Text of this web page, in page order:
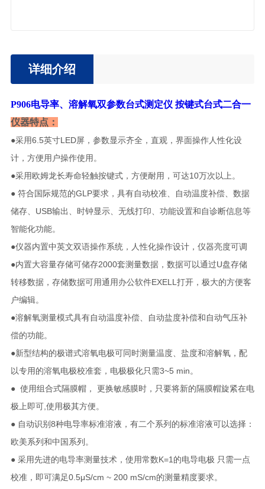
详细介绍
P906电导率、溶解氧双参数台式测定仪 按键式台式二合一
仪器特点：
●采用6.5英寸LED屏，参数显示齐全，直观，界面操作人性化设
计，方便用户操作使用。
●采用欧姆龙长寿命轻触按键式，方便耐用，可达10万次以上。
● 符合国际规范的GLP要求，具有自动校准、自动温度补偿、数据
储存、USB输出、时钟显示、无线打印、功能设置和自诊断信息等
智能化功能。
●仪器内置中英文双语操作系统，人性化操作设计，仪器亮度可调
●内置大容量存储可储存2000套测量数据，数据可以通过U盘存储
转移数据，存储数据可用通用办公软件EXELL打开，极大的方便客
户编辑。
●溶解氧测量模式具有自动温度补偿、自动盐度补偿和自动气压补
偿的功能。
●新型结构的极谱式溶氧电极可同时测量温度、盐度和溶解氧，配
以专用的溶氧电极校准套，电极极化只需3~5 min。
● 使用组合式隔膜帽， 更换敏感膜时，只要将新的隔膜帽旋紧在电
极上即可,使用极其方便。
● 自动识别8种电导率标准溶液，有二个系列的标准溶液可以选择：
欧美系列和中国系列。
● 采用先进的电导率测量技术，使用常数K=1的电导电极 只需一点
校准，即可满足0.5μS/cm ~ 200 mS/cm的测量精度要求。